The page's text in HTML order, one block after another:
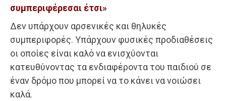
συμπεριφέρεσαι έτσι»
Δεν υπάρχουν αρσενικές και θηλυκές
συμπεριφορές. Υπάρχουν φυσικές προδιαθέσεις
οι οποίες είναι καλό να ενισχύονται
κατευθύνοντας τα ενδιαφέροντα του παιδιού σε
έναν δρόμο που μπορεί να το κάνει να νοιώσει
καλά.